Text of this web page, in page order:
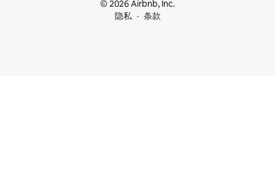
© 2026 Airbnb, Inc.
隐私
条款